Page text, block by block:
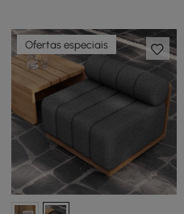
Ofertas especiais